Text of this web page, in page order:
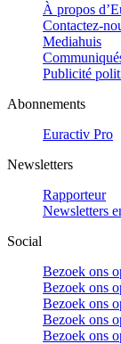
À propos
Contactez-
Mediahuis
Publicité
Abonnements
Euractiv Pro
Newsletters
Rapporteur
Newsletters
Social
Bezoek ons
Bezoek ons
Bezoek ons
Bezoek ons
Bezoek ons